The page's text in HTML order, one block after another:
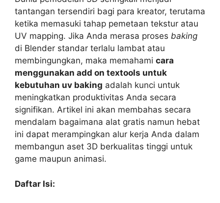
tantangan tersendiri bagi para kreator, terutama
ketika memasuki tahap pemetaan tekstur atau
UV mapping. Jika Anda merasa proses baking
di Blender standar terlalu lambat atau
membingungkan, maka memahami cara
menggunakan add on textools untuk
kebutuhan uv baking adalah kunci untuk
meningkatkan produktivitas Anda secara
signifikan. Artikel ini akan membahas secara
mendalam bagaimana alat gratis namun hebat
ini dapat merampingkan alur kerja Anda dalam
membangun aset 3D berkualitas tinggi untuk
game maupun animasi.
Daftar Isi: